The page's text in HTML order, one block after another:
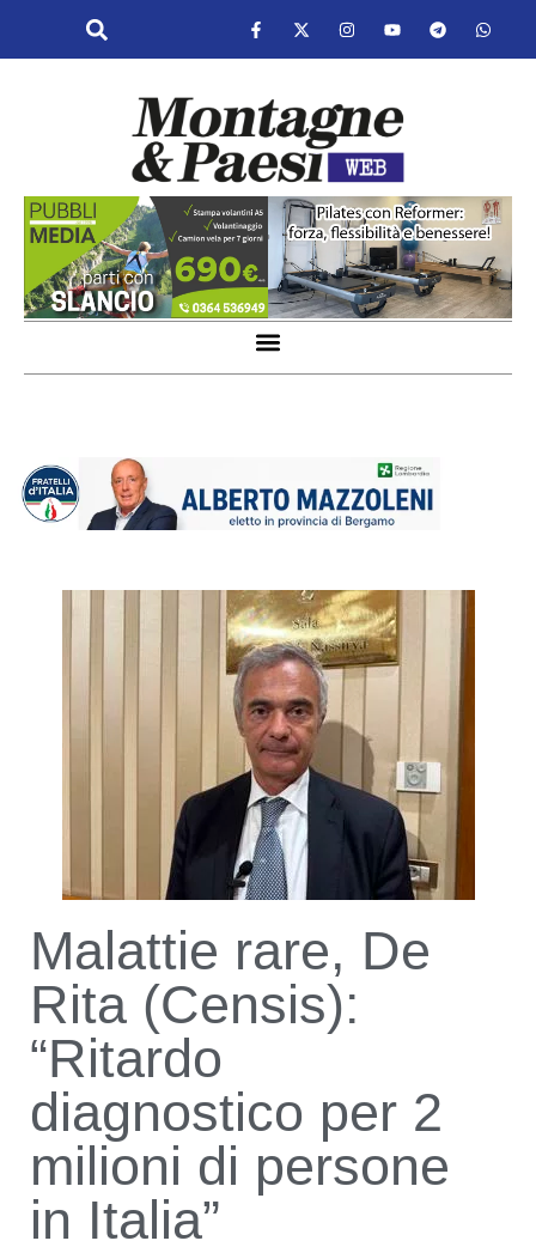
Malattie rare, De
Rita (Censis):
“Ritardo
diagnostico per 2
milioni di persone
in Italia”